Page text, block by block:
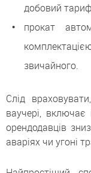
добовий
прокат
звичайного.
Слід
ваучері,
орендодавців
аваріях чи угоні